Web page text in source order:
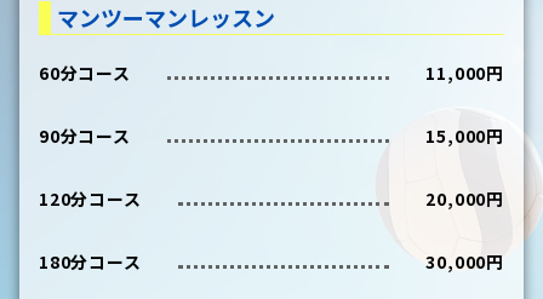
マンツーマンレッスン
60分コース 11,000円
90分コース 15,000円
120分コース 20,000円
180分コース 30,000円